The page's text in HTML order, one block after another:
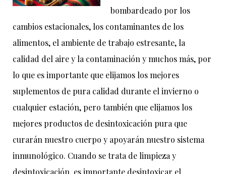
bombardeado por los
cambios estacionales, los contaminantes de los
alimentos, el ambiente de trabajo estresante, la
calidad del aire y la contaminación y muchos más, por
lo que es importante que elijamos los mejores
suplementos de pura calidad durante el invierno o
cualquier estación, pero también que elijamos los
mejores productos de desintoxicación pura que
curarán nuestro cuerpo y apoyarán nuestro sistema
inmunológico. Cuando se trata de limpieza y
desintoxicación, es importante desintoxicar el